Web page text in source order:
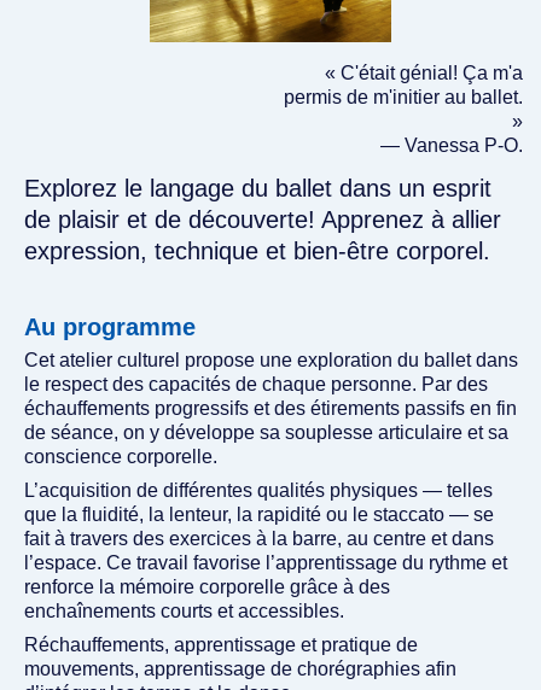
« C'était génial! Ça m'a
permis de m'initier au ballet.
»
— Vanessa P-O.
Explorez le langage du ballet dans un esprit
de plaisir et de découverte! Apprenez à allier
expression, technique et bien-être corporel.
Au programme
Cet atelier culturel propose une exploration du ballet dans
le respect des capacités de chaque personne. Par des
échauffements progressifs et des étirements passifs en fin
de séance, on y développe sa souplesse articulaire et sa
conscience corporelle.
L’acquisition de différentes qualités physiques — telles
que la fluidité, la lenteur, la rapidité ou le staccato — se
fait à travers des exercices à la barre, au centre et dans
l’espace. Ce travail favorise l’apprentissage du rythme et
renforce la mémoire corporelle grâce à des
enchaînements courts et accessibles.
Réchauffements, apprentissage et pratique de
mouvements, apprentissage de chorégraphies afin